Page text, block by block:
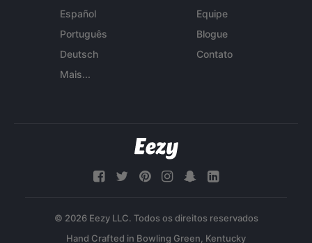
Español
Português
Deutsch
Mais...
Equipe
Blogue
Contato
© 2026 Eezy LLC. Todos os direitos reservados